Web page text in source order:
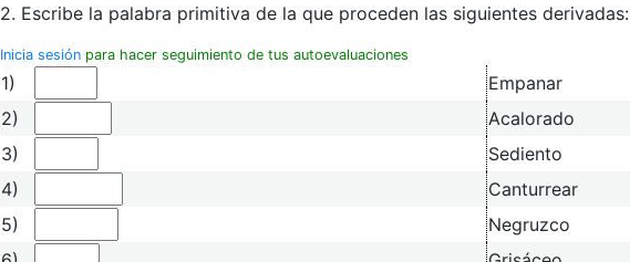
2. Escribe la palabra primitiva de la que proceden las siguientes derivadas:
Inicia sesiónpara hacer seguimiento de tus autoevaluaciones
1)
Empanar
2)
Acalorado
3)
Sediento
4)
Canturrear
5)
Negruzco